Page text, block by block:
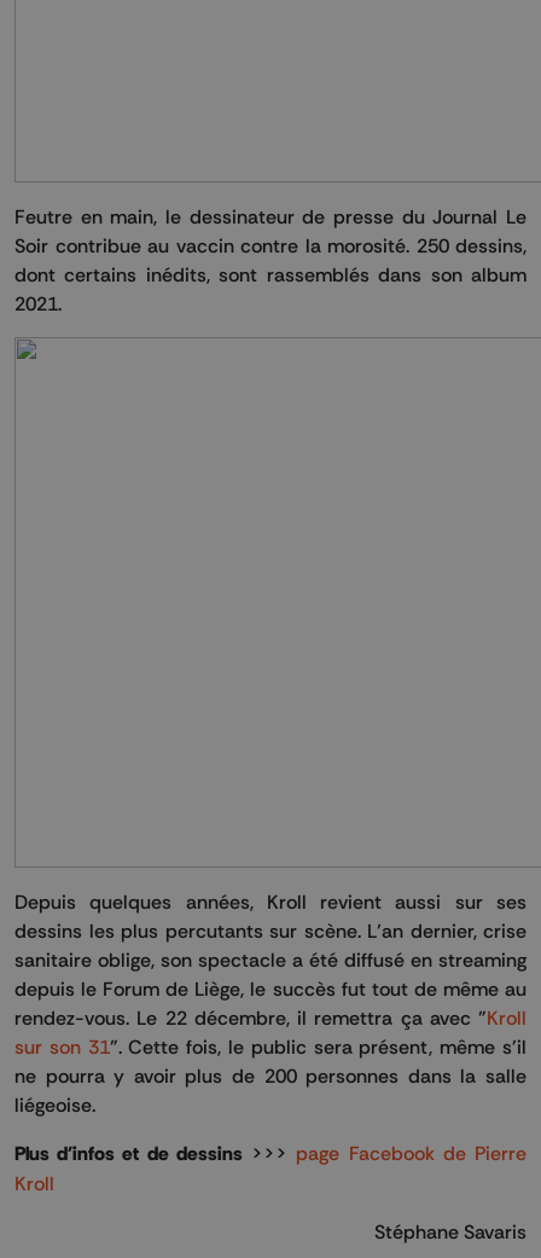
Feutre en main, le dessinateur de presse du Journal Le
Soir contribue au vaccin contre la morosité. 250 dessins,
dont certains inédits, sont rassemblés dans son album
2021.
Depuis quelques années, Kroll revient aussi sur ses
dessins les plus percutants sur scène. L’an dernier, crise
sanitaire oblige, son spectacle a été diffusé en streaming
depuis le Forum de Liège, le succès fut tout de même au
rendez-vous. Le 22 décembre, il remettra ça avec "Kroll
sur son 31". Cette fois, le public sera présent, même s'il
ne pourra y avoir plus de 200 personnes dans la salle
liégeoise.
Plus d'infos et de dessins>>> page Facebook de Pierre
Kroll
Stéphane Savaris